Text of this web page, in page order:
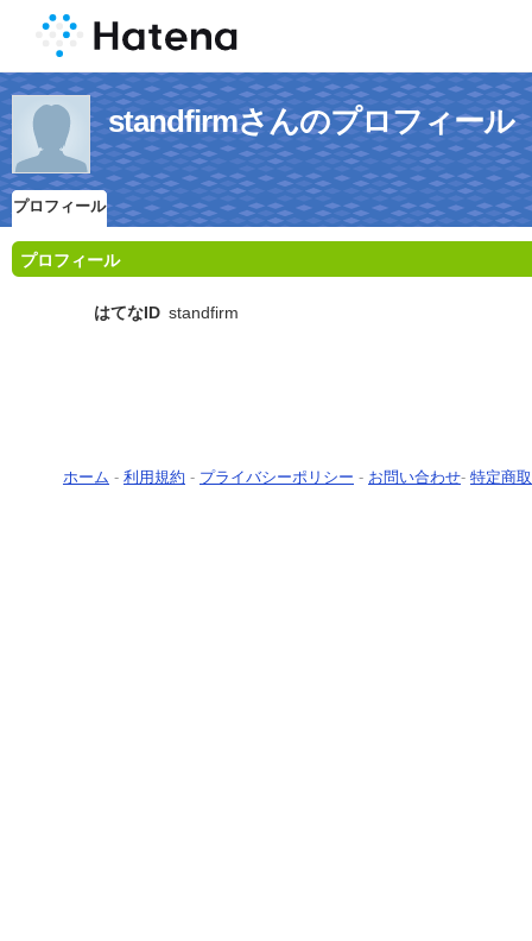
standfirmさんのプロフィール
プロフィール
プロフィール
はてなID standfirm
ホーム - 利用規約 - プライバシーポリシー - お問い合わせ- 特定商